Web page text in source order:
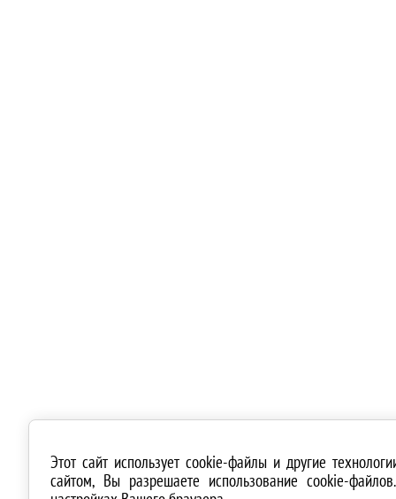
Этот сайт использует cookie-файлы и другие
сайтом, Вы разрешаете использование cookie-